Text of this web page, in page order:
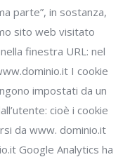
parte”, in sostanza,
sito web visitato
finestra URL: nel
I cookie
impostati da un
cioè i cookie
da www. dominio.it
Google Analytics ha